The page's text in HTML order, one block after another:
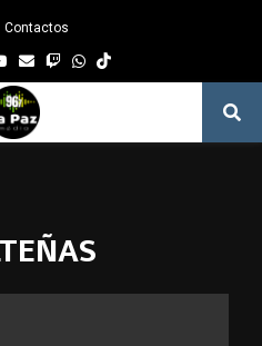
Contactos
Youtube
EmailTwitchWhatsapp